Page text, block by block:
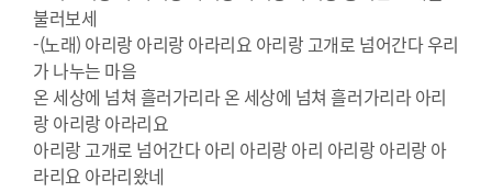
불러보세
-(노래) 아리랑 아리랑 아라리요 아리랑 고개로 넘어간다 우리
가 나누는 마음
온 세상에 넘쳐 흘러가리라 온 세상에 넘쳐 흘러가리라 아리
랑 아리랑 아라리요
아리랑 고개로 넘어간다 아리 아리랑 아리 아리랑 아리랑 아
라리요 아라리왔네